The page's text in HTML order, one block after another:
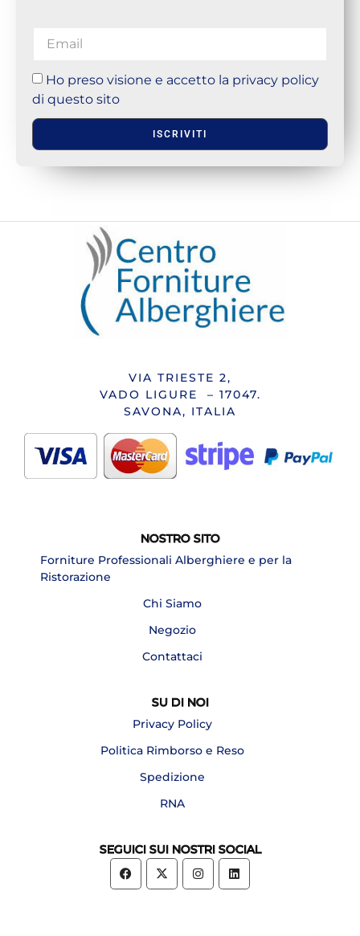
Ho preso visione e accetto la privacy policy
di questo sito
ISCRIVITI
VIA TRIESTE 2,
VADO LIGURE – 17047.
SAVONA, ITALIA
NOSTRO SITO
Forniture Professionali Alberghiere e per la
Ristorazione
Chi Siamo
Negozio
Contattaci
SU DI NOI
Privacy Policy
Politica Rimborso e Reso
Spedizione
RNA
SEGUICI SUI NOSTRI SOCIAL